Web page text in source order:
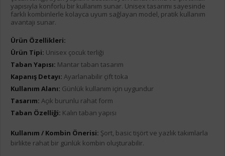
yapısıyla konforlu bir kullanım sunar. Unisex tasarımı sayesinde
farklı kombinlerle kolayca uyum sağlayan model, pratik kullanım
avantajı sunar.
Ürün Özellikleri:
Ürün Tipi: Unisex çocuk terliği
Taban Yapısı: Mantar taban tasarım
Kapanış Detayı: Ayarlanabilir çift toka
Kullanım Alanı: Günlük kullanım için uygundur
Tasarım: Açık burunlu rahat form
Taban Özelliği: Kalın taban yapısı
Kullanım / Kombin Önerisi: Şort, basic tişört ve yazlık takımlarla
birlikte rahat bir günlük kombin oluşturabilir.